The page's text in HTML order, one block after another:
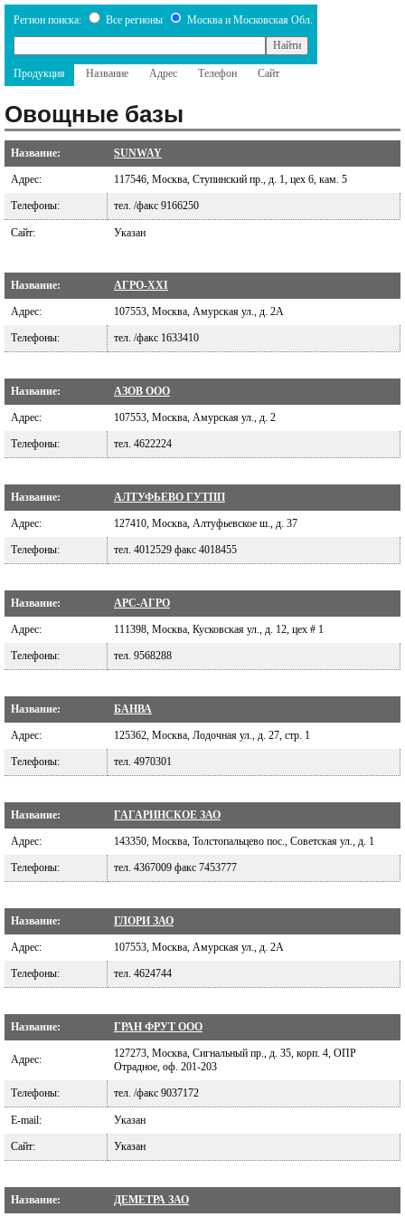
Регион поиска: Все регионы Москва и Московская Обл.
Продукция Название Адрес Телефон Сайт
Овощные базы
Название: SUNWAY
Адрес: 117546, Москва, Ступинский пр., д. 1, цех 6, кам. 5
Телефоны: тел. /факс 9166250
Сайт: Указан
Название: АГРО-XXI
Адрес: 107553, Москва, Амурская ул., д. 2А
Телефоны: тел. /факс 1633410
Название: АЗОВ ООО
Адрес: 107553, Москва, Амурская ул., д. 2
Телефоны: тел. 4622224
Название: АЛТУФЬЕВО ГУТПП
Адрес: 127410, Москва, Алтуфьевское ш., д. 37
Телефоны: тел. 4012529 факс 4018455
Название: АРС-АГРО
Адрес: 111398, Москва, Кусковская ул., д. 12, цех # 1
Телефоны: тел. 9568288
Название: БАНВА
Адрес: 125362, Москва, Лодочная ул., д. 27, стр. 1
Телефоны: тел. 4970301
Название: ГАГАРИНСКОЕ ЗАО
Адрес: 143350, Москва, Толстопальцево пос., Советская ул., д. 1
Телефоны: тел. 4367009 факс 7453777
Название: ГЛОРИ ЗАО
Адрес: 107553, Москва, Амурская ул., д. 2А
Телефоны: тел. 4624744
Название: ГРАН ФРУТ ООО
Адрес:
127273, Москва, Сигнальный пр., д. 35, корп. 4, ОПР
Отрадное, оф. 201-203
Телефоны: тел. /факс 9037172
E-mail: Указан
Сайт: Указан
Название: ДЕМЕТРА ЗАО